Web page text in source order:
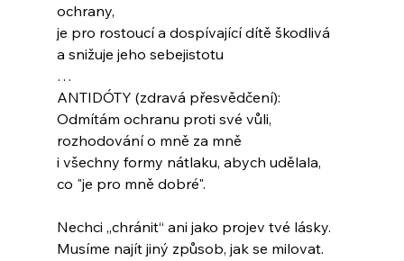
ochrany,
je pro rostoucí a dospívající dítě škodlivá
a snižuje jeho sebejistotu
…
ANTIDÓTY (zdravá přesvědčení):
Odmítám ochranu proti své vůli,
rozhodování o mně za mně
i všechny formy nátlaku, abych udělala,
co "je pro mně dobré".
Nechci „chránit“ ani jako projev tvé lásky.
Musíme najít jiný způsob, jak se milovat.